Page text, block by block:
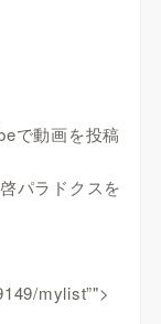
で動画を投稿
パラドクスを
mylist”">